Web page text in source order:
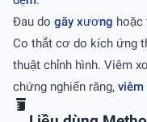
Ðau do gãy xương hoặc
Co thắt cơ do kích ứng
thuật chỉnh hình. Viêm
chứng nghiến răng,